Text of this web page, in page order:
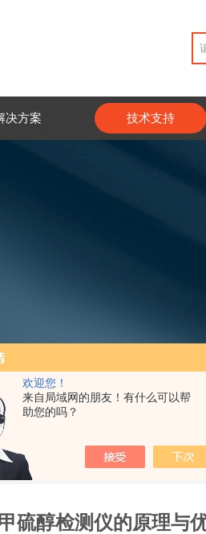
欢迎您！
来自局域网的朋友！有什么可以帮
助您的吗？
决方案 技术支持
硫醇检测仪的原理与